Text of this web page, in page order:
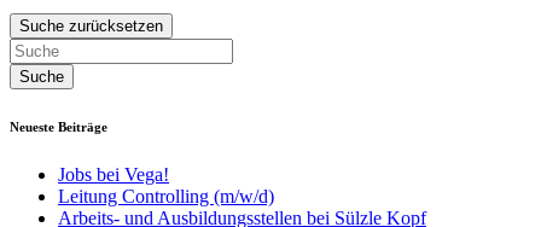
Suche zurücksetzen
Neueste Beiträge
Jobs bei Vega!
Leitung Controlling (m/w/d)
Arbeits- und Ausbildungsstellen bei Sülzle Kopf